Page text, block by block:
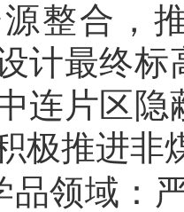
整合，
计最终
连片区
极推进非
品领域：